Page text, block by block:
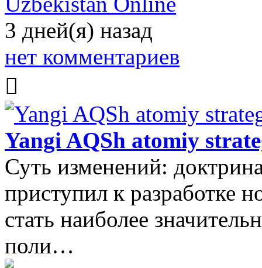
3 дней(я) назад
нет комментариев
Yangi AQSh atomiy
Суть изменений:
приступил к разработке
стать наиболее
поли…